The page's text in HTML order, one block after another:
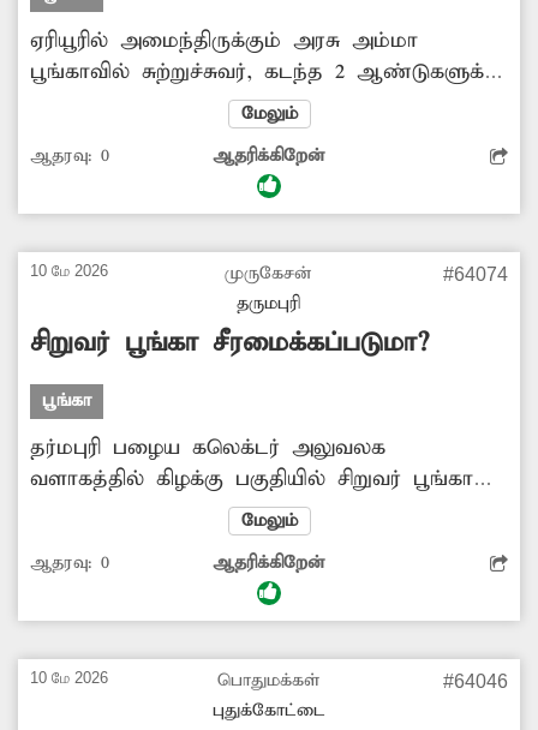
ஏரியூரில் அமைந்திருக்கும் அரசு அம்மா
பூங்காவில் சுற்றுச்சுவர், கடந்த 2 ஆண்டுகளுக்கு
முன்பு இடிந்து விழுந்தது. இதனால் சமூக
விரோத செயல்கள் நடக்க வாய்ப்பாக உள்ளது.
இதுகுறித்து பலமுறை அரசு அதிகாரிகளிடம்
முறையிட்டும் எவ்வித நடவடிக்கையும்
சுற்றுச்சுவரை மீண்டும் அமைத்து தர வேண்டும்
என ஏரியூர் பகுதியை சேர்ந்த இளைஞர்கள்,
சமூக ஆர்வலர்கள், பொதுமக்கள் வேண்டுகோள்
விடுத்துள்ளனர்.
மேலும்
ஆதரவு: 0 ஆதரிக்கிறேன்
10 மே 2026
முருகேசன்
தருமபுரி
#64074
சிறுவர் பூங்கா சீரமைக்கப்படுமா?
பூங்கா
தர்மபுரி பழைய கலெக்டர் அலுவலக
வளாகத்தில் கிழக்கு பகுதியில் சிறுவர் பூங்கா
உள்ளது. இந்த பூங்கா கடந்த சில
ஆண்டுகளாக முறையான பராமரிப்பின்றி
காணப்படுகிறது. இங்கு சிறுவர்கள்
விளையாடுவதற்காக அமைக்கப்பட்டுள்ள
ஏற்பட்டுள்ளது. எனவே இந்த பூங்காவில் உள்ள
விளையாட்டுக் கருவிகளை சீரமைக்க வேண்டும்.
மேலும்
ஆதரவு: 0 ஆதரிக்கிறேன்
10 மே 2026
பொதுமக்கள்
புதுக்கோட்டை
#64046